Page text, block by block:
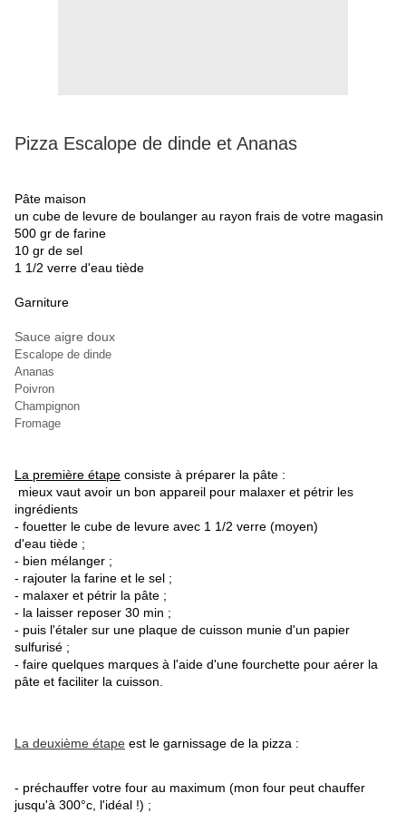
Pizza Escalope de dinde et Ananas
Pâte maison
un cube de levure de boulanger au rayon frais de votre magasin
500 gr de farine
10 gr de sel
1 1/2 verre d'eau tiède
Garniture
Sauce aigre doux
Escalope de dinde
Ananas
Poivron
Champignon
Fromage
La première étape consiste à préparer la pâte :
mieux vaut avoir un bon appareil pour malaxer et pétrir les
ingrédients
- fouetter le cube de levure avec 1 1/2 verre (moyen)
d'eau tiède ;
- bien mélanger ;
- rajouter la farine et le sel ;
- malaxer et pétrir la pâte ;
- la laisser reposer 30 min ;
- puis l'étaler sur une plaque de cuisson munie d'un papier
sulfurisé ;
- faire quelques marques à l'aide d'une fourchette pour aérer la
pâte et faciliter la cuisson.
La deuxième étape est le garnissage de la pizza :
- préchauffer votre four au maximum (mon four peut chauffer
jusqu'à 300°c, l'idéal !) ;